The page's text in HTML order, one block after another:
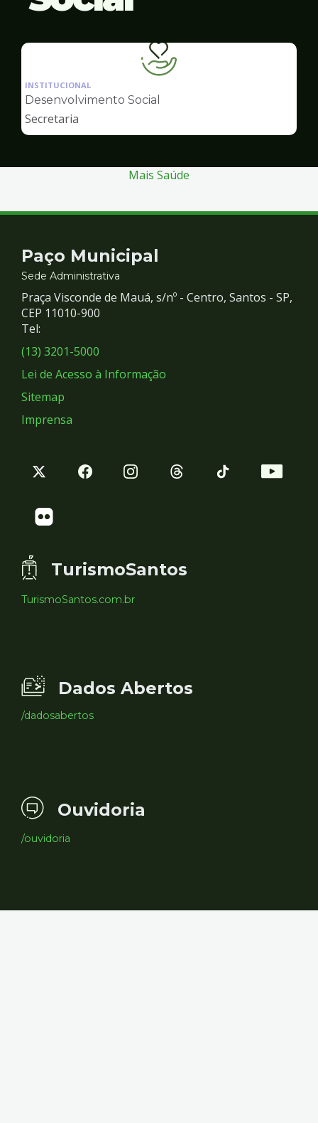
Ilustração
da
pagina
INSTITUCIONAL
Desenvolvimento Social
Secretaria
Mais Saúde
Contato
e
Redes
Sociais
Paço Municipal
Sede Administrativa
Praça Visconde de Mauá, s/nº - Centro, Santos - SP,
CEP 11010-900
Tel:
(13) 3201-5000
Lei de Acesso à Informação
Sitemap
Imprensa
TurismoSantos
TurismoSantos.com.br
Dados Abertos
/dadosabertos
Ouvidoria
/ouvidoria